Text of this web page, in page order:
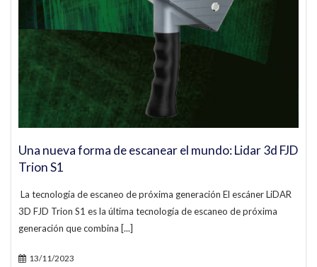
Una nueva forma de escanear el mundo: Lidar 3d FJD
Trion S1
La tecnología de escaneo de próxima generación El escáner LiDAR
3D FJD Trion S1 es la última tecnología de escaneo de próxima
generación que combina [...]
13/11/2023